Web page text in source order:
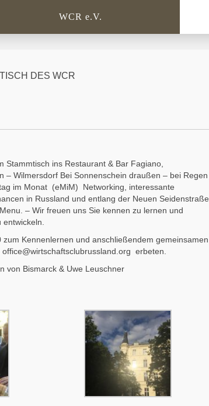
WCR e.V.
DES WCR
Stammtisch ins Restaurant & Bar Fagiano,
– Wilmersdorf Bei Sonnenschein draußen – bei Regen
im Monat (eMiM) Networking, interessante
in Russland und entlang der Neuen Seidenstraße
– Wir freuen uns Sie kennen zu lernen und
Kennenlernen und anschließendem gemeinsamen
office@wirtschaftsclubrussland.org erbeten.
von Bismarck & Uwe Leuschner